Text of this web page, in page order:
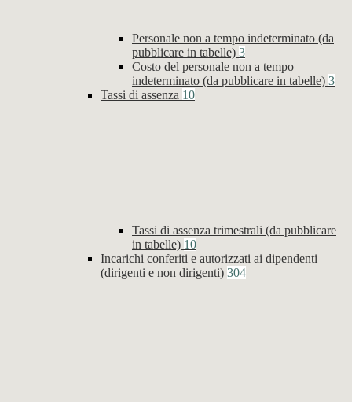
Personale non a tempo indeterminato (da
pubblicare in tabelle) 3
Costo del personale non a tempo
indeterminato (da pubblicare in tabelle) 3
Tassi di assenza 10
Tassi di assenza trimestrali (da pubblicare
in tabelle) 10
Incarichi conferiti e autorizzati ai dipendenti
(dirigenti e non dirigenti) 304